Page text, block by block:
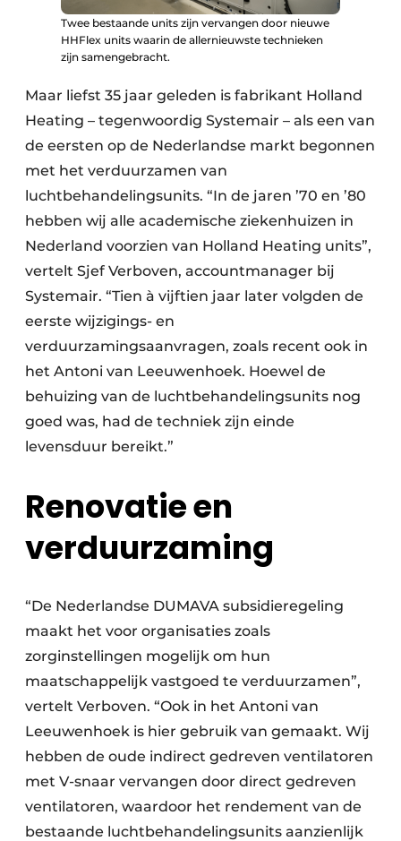
Twee bestaande units zijn vervangen door nieuwe
HHFlex units waarin de allernieuwste technieken
zijn samengebracht.
Maar liefst 35 jaar geleden is fabrikant Holland
Heating – tegenwoordig Systemair – als een van
de eersten op de Nederlandse markt begonnen
met het verduurzamen van
luchtbehandelingsunits. “In de jaren ’70 en ’80
hebben wij alle academische ziekenhuizen in
Nederland voorzien van Holland Heating units”,
vertelt Sjef Verboven, accountmanager bij
Systemair. “Tien à vijftien jaar later volgden de
eerste wijzigings- en
verduurzamingsaanvragen, zoals recent ook in
het Antoni van Leeuwenhoek. Hoewel de
behuizing van de luchtbehandelingsunits nog
goed was, had de techniek zijn einde
levensduur bereikt.”
Renovatie en
verduurzaming
“De Nederlandse DUMAVA subsidieregeling
maakt het voor organisaties zoals
zorginstellingen mogelijk om hun
maatschappelijk vastgoed te verduurzamen”,
vertelt Verboven. “Ook in het Antoni van
Leeuwenhoek is hier gebruik van gemaakt. Wij
hebben de oude indirect gedreven ventilatoren
met V-snaar vervangen door direct gedreven
ventilatoren, waardoor het rendement van de
bestaande luchtbehandelingsunits aanzienlijk